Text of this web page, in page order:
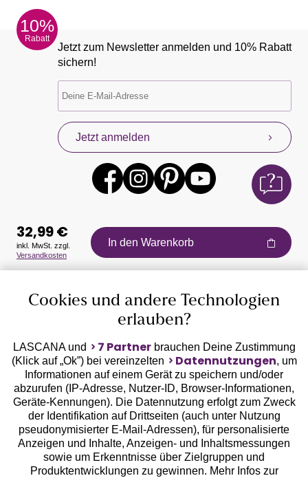
10%
Rabatt
Jetzt zum Newsletter anmelden und 10% Rabatt
sichern!
Jetzt anmelden
Auszeichnungen
Geprüfte Sicherheit
Unsere Apps
32,99 €
inkl. MwSt. zzgl.
Versandkosten
In den Warenkorb
Cookies und andere Technologien
erlauben?
LASCANA und 7 Partnerbrauchen Deine Zustimmung
(Klick auf „Ok”) bei vereinzelten
Datennutzungen, um
Informationen auf einem Gerät zu speichern und/oder
abzurufen (IP-Adresse, Nutzer-ID, Browser-Informationen,
Geräte-Kennungen). Die Datennutzung erfolgt zum Zweck
der Identifikation auf Drittseiten (auch unter Nutzung
pseudonymisierter E-Mail-Adressen), für personalisierte
Anzeigen und Inhalte, Anzeigen- und Inhaltsmessungen
sowie um Erkenntnisse über Zielgruppen und
Produktentwicklungen zu gewinnen. Mehr Infos zur